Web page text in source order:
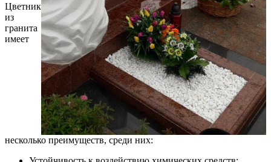
Цветник
из
гранита
имеет
несколько преимуществ, среди них: